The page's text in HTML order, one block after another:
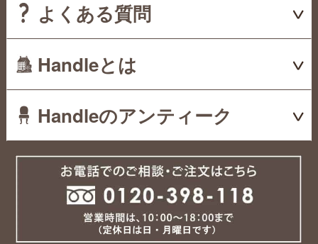
よくある質問
Handleとは
Handleのアンティーク